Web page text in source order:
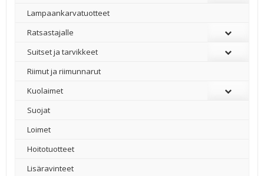
Lampaankarvatuotteet
Ratsastajalle
Suitset ja tarvikkeet
Riimut ja riimunnarut
Kuolaimet
Suojat
Loimet
Hoitotuotteet
Lisäravinteet